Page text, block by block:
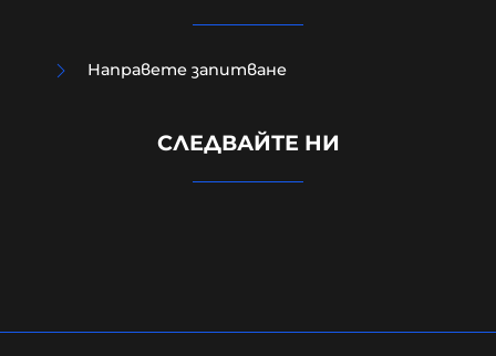
Жестоко убитият в Пловдив
Направете запитване
СЛЕДВАЙТЕ НИ